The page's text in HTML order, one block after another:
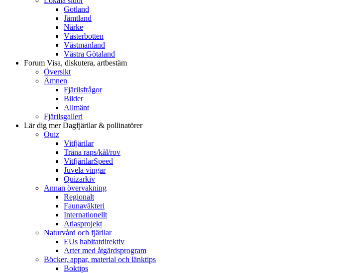
Gotland
Jämtland
Närke
Västerbotten
Västmanland
Västra Götaland
Forum Visa, diskutera, artbestäm
Översikt
Ämnen
Fjärilsfrågor
Bilder
Allmänt
Fjärilsgalleri
Lär dig merDagfjärilar & pollinatörer
Quiz
Vitfjärilar
Träna raps/kål/rov
VitfjärilarSpeed
Juvela vingar
Quizarkiv
Annan övervakning
Regionalt
Faunaväkteri
Internationellt
Atlasprojekt
Naturvård och fjärilar
EUs habitatdirektiv
Arter med åtgärdsprogram
Böcker, appar, material och länktips
Boktips